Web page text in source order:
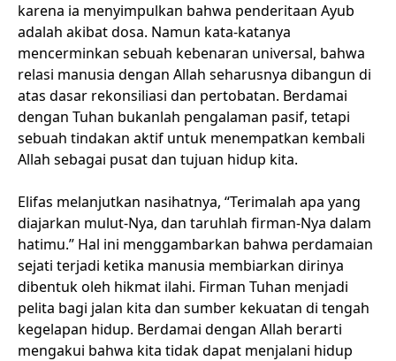
karena ia menyimpulkan bahwa penderitaan Ayub
adalah akibat dosa. Namun kata-katanya
mencerminkan sebuah kebenaran universal, bahwa
relasi manusia dengan Allah seharusnya dibangun di
atas dasar rekonsiliasi dan pertobatan. Berdamai
dengan Tuhan bukanlah pengalaman pasif, tetapi
sebuah tindakan aktif untuk menempatkan kembali
Allah sebagai pusat dan tujuan hidup kita.
Elifas melanjutkan nasihatnya, “Terimalah apa yang
diajarkan mulut-Nya, dan taruhlah firman-Nya dalam
hatimu.” Hal ini menggambarkan bahwa perdamaian
sejati terjadi ketika manusia membiarkan dirinya
dibentuk oleh hikmat ilahi. Firman Tuhan menjadi
pelita bagi jalan kita dan sumber kekuatan di tengah
kegelapan hidup. Berdamai dengan Allah berarti
mengakui bahwa kita tidak dapat menjalani hidup